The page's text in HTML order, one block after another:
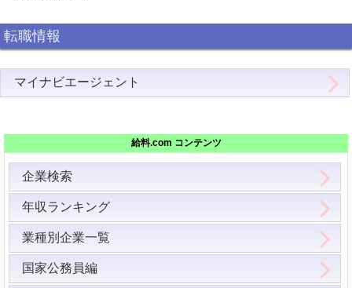
転職情報
マイナビエージェント
給料.com コンテンツ
企業検索
年収ランキング
業種別企業一覧
国家公務員編